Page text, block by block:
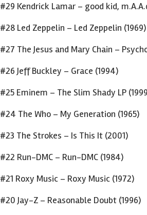
#29 Kendrick Lamar – good kid,
#28 Led Zeppelin – Led Zeppelin (1969)
#27 The Jesus and Mary Chain –
#26 Jeff Buckley – Grace (1994)
#25 Eminem – The Slim Shady LP
#24 The Who – My Generation (1965)
#23 The Strokes – Is This It (2001)
#22 Run-DMC – Run-DMC (1984)
#21 Roxy Music – Roxy Music (1972)
#20 Jay-Z – Reasonable Doubt (1996)